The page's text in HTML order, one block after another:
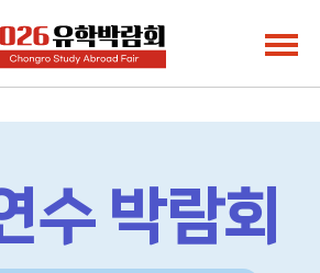
박람회소개
프로그램
전체프로그램
수 박람회